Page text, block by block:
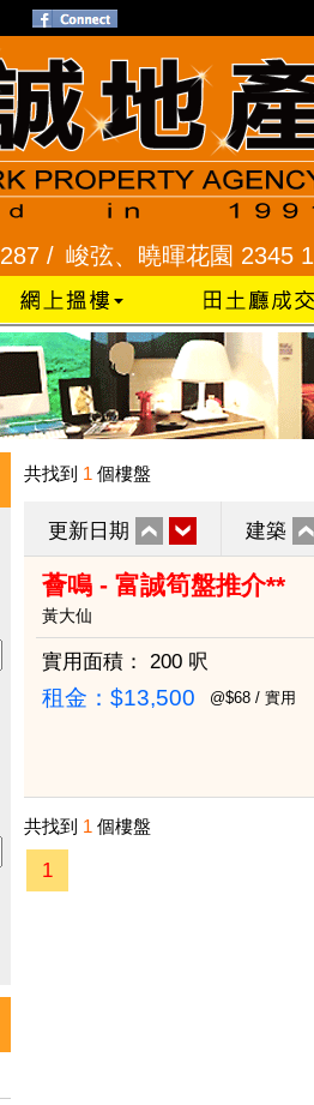
峻弦、曉暉花園 2345 1286 /
共找到 1 個樓盤
更新日期 建築
薈鳴 - 富誠筍盤推介**
黃大仙
實用面積： 200 呎
租金：$13,500 @$68 / 實用
共找到 1 個樓盤
1